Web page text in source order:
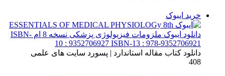
خرید ایبوک
دانلود کتاب مقاله استاندارد | پسورد سایت های علمی
408